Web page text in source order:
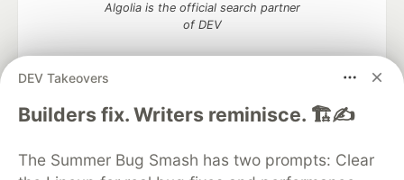
DEV Takeovers
Builders fix. Writers reminisce. 🏗️✍️
The Summer Bug Smash has two prompts: Clear
Algolia is the official search partner
of DEV
DEV Community— A space to discuss and keep up software
DEV Education Tracks
DEV Help
Advertise on DEV